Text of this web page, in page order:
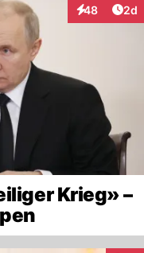
48
Interaktionen
2d
Krieg» –